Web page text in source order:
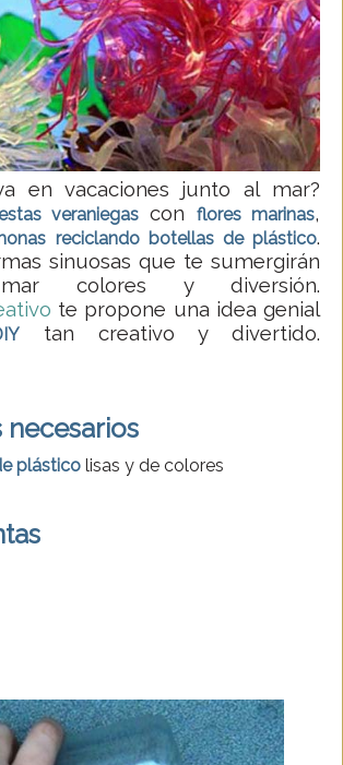
en vacaciones junto al mar?
veraniegas con flores marinas,
reciclando botellas de plástico.
sinuosas que te sumergirán
colores y diversión.
te propone una idea genial
tan creativo y divertido.
necesarios
plástico lisas y de colores